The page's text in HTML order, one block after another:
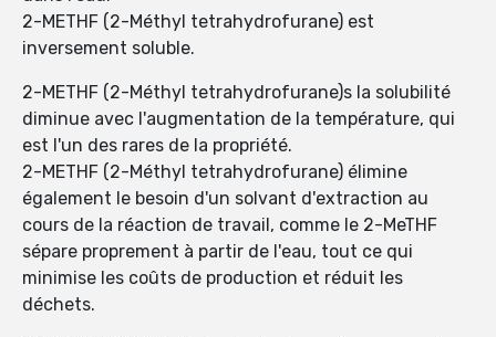
2-METHF (2-Méthyl tetrahydrofurane) est
inversement soluble.
2-METHF (2-Méthyl tetrahydrofurane)s la solubilité
diminue avec l'augmentation de la température, qui
est l'un des rares de la propriété.
2-METHF (2-Méthyl tetrahydrofurane) élimine
également le besoin d'un solvant d'extraction au
cours de la réaction de travail, comme le 2-MeTHF
sépare proprement à partir de l'eau, tout ce qui
minimise les coûts de production et réduit les
déchets.